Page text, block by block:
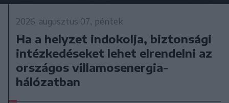
2026. augusztus 07., péntek
Ha a helyzet indokolja, biztonsági
intézkedéseket lehet elrendelni az
országos villamosenergia-
hálózatban